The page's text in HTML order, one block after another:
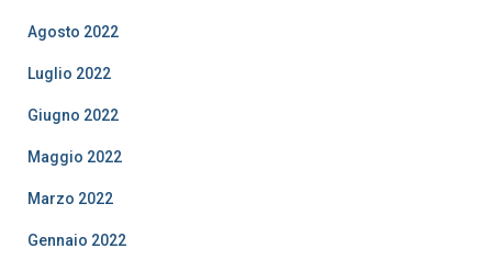
Agosto 2022
Luglio 2022
Giugno 2022
Maggio 2022
Marzo 2022
Gennaio 2022